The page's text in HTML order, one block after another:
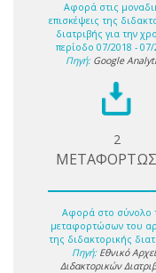
Αφορά στις
επισκέψεις της
διατριβής για την
περίοδο 07/2018 - 07/
Πηγή: Google
2
Αφορά στο σύνολο
μεταφορτώσων του
της διδακτορικής
Πηγή: Εθνικό
Διδακτορικών